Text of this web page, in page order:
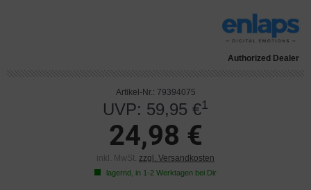
Authorized Dealer
Artikel-Nr.: 79394075
UVP: 59,95 €1
24,98 €
inkl. MwSt. zzgl. Versandkosten
lagernd, in 1-2 Werktagen bei Dir